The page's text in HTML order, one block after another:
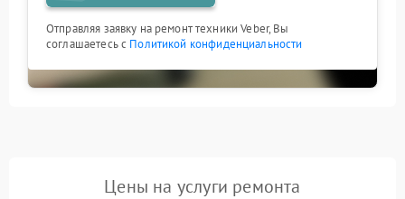
Отправляя заявку на ремонт техники Veber, Вы
соглашаетесь с Политикой конфиденциальности
Цены на услуги ремонта